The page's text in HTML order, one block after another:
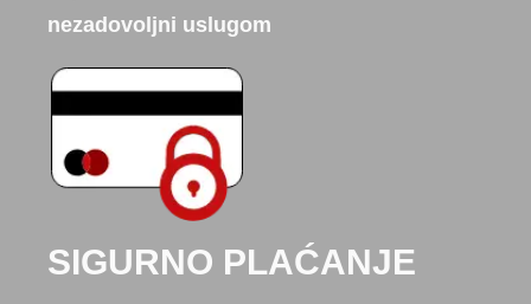
nezadovoljni uslugom
SIGURNO PLAĆANJE